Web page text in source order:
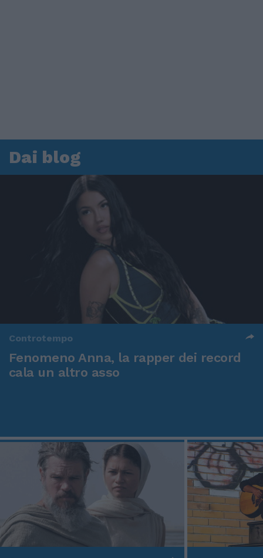
Dai blog
Controtempo
Fenomeno Anna, la rapper dei record
cala un altro asso